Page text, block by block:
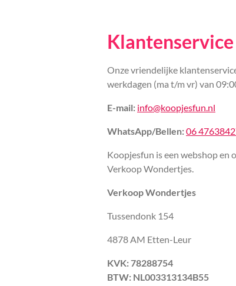
Klantenservice
Onze vriendelijke
werkdagen (ma t/m vr) van
E-mail: info@koopjesfun.nl
WhatsApp/Bellen:06
Koopjesfun is een webshop en
Verkoop Wondertjes.
Verkoop Wondertjes
Tussendonk 154
4878 AM Etten-Leur
KVK: 78288754
BTW: NL003313134B55